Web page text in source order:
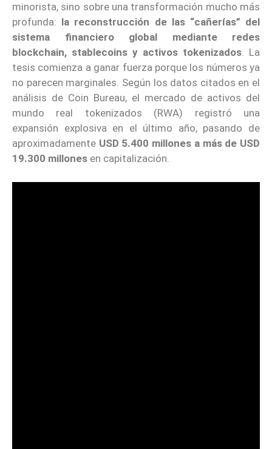
minorista, sino sobre una transformación mucho más
profunda: la reconstrucción de las “cañerías” del
sistema financiero global mediante redes
blockchain, stablecoins y activos tokenizados. La
tesis comienza a ganar fuerza porque los números ya
no parecen marginales. Según los datos citados en el
análisis de Coin Bureau, el mercado de activos del
mundo real tokenizados (RWA) registró una
expansión explosiva en el último año, pasando de
aproximadamente USD 5.400 millones a más de USD
19.300 millones en capitalización.